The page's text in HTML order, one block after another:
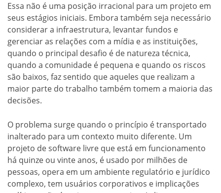
Essa não é uma posição irracional para um projeto em
seus estágios iniciais. Embora também seja necessário
considerar a infraestrutura, levantar fundos e
gerenciar as relações com a mídia e as instituições,
quando o principal desafio é de natureza técnica,
quando a comunidade é pequena e quando os riscos
são baixos, faz sentido que aqueles que realizam a
maior parte do trabalho também tomem a maioria das
decisões.
O problema surge quando o princípio é transportado
inalterado para um contexto muito diferente. Um
projeto de software livre que está em funcionamento
há quinze ou vinte anos, é usado por milhões de
pessoas, opera em um ambiente regulatório e jurídico
complexo, tem usuários corporativos e implicações